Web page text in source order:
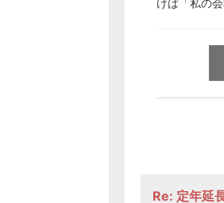
けば「私の
Re: 定年延